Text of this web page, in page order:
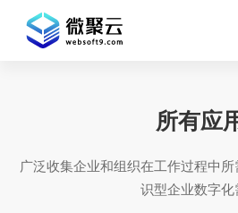
所有应
广泛收集企业和组织在工作过程中
识型企业数字化